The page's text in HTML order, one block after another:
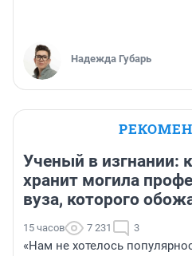
Надежда Губарь
Ученый в изгнании:
хранит могила
вуза, которого
15 часов 7 231 3
«Нам не хотелось